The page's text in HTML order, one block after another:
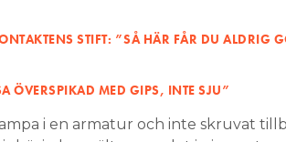
STIFT: ”SÅ HÄR FÅR DU ALDRIG
ÖVERSPIKAD MED GIPS, INTE SJU”
i en armatur och inte skruvat